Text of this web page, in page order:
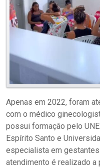
Apenas em 2022, foram
com o médico
possui formação pelo
Espírito Santo e
especialista em
atendimento é realizado a